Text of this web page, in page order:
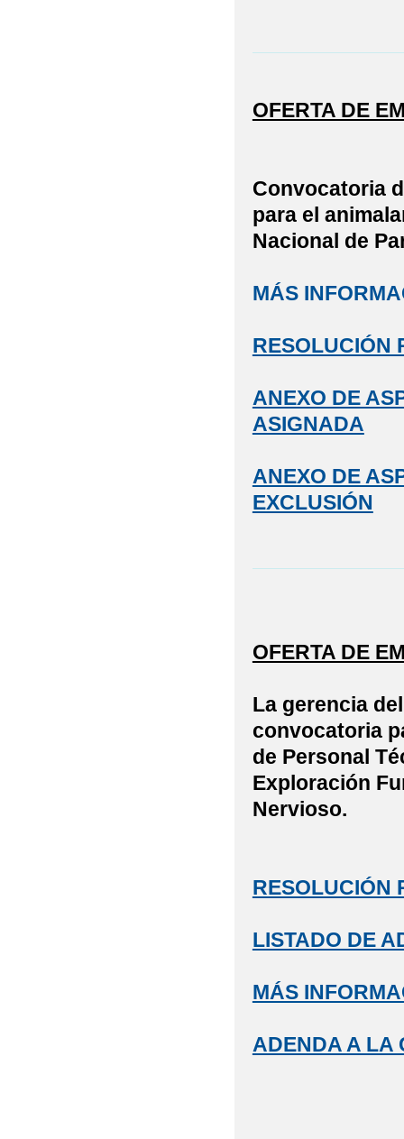
OFERTA DE
Convocatoria
para el
Nacional de
MÁS
RESOLUCIÓN
ANEXO DE
ASIGNADA
ANEXO DE
EXCLUSIÓN
OFERTA DE
La gerencia
convocatoria
de Personal
Exploración
Nervioso.
RESOLUCIÓN
LISTADO DE
MÁS
ADENDA A LA